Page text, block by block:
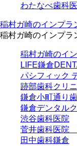
わたなべ歯科
稲村ガ崎のインプラ
稲村ガ崎のインプラ
稲村ガ崎のイ
LIFE鎌倉
パシフィック
跡部歯科クリ
鎌倉小町通り
鎌倉デンタル
渋谷歯科医院
菅井歯科医院
田中歯科鎌倉